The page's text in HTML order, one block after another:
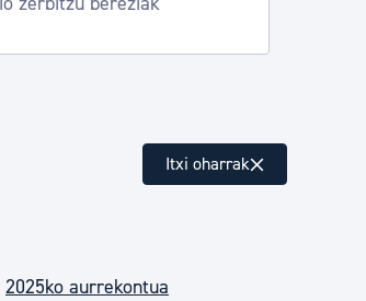
Itxi oharrak
2025ko aurrekontua